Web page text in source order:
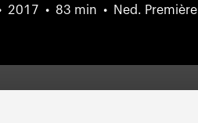
2017 83 min Ned. Première